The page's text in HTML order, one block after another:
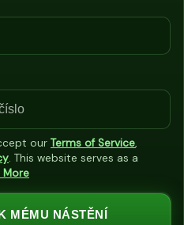
our Terms of Service,
. This website serves as a
More
MÉMU NÁSTĚNÍ